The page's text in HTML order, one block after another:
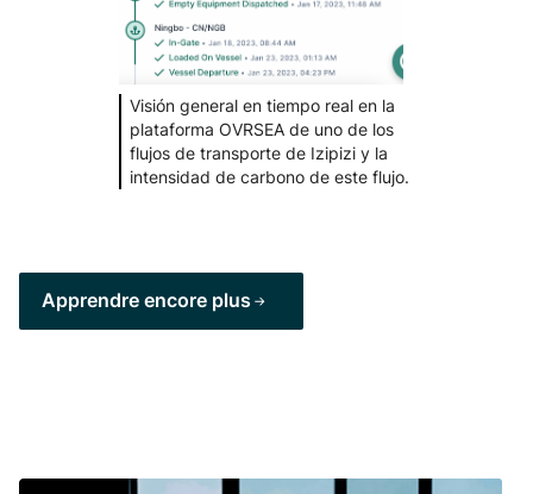
Visión general en tiempo real en la
plataforma OVRSEA de uno de los
flujos de transporte de Izipizi y la
intensidad de carbono de este flujo.
Apprendre encore plus